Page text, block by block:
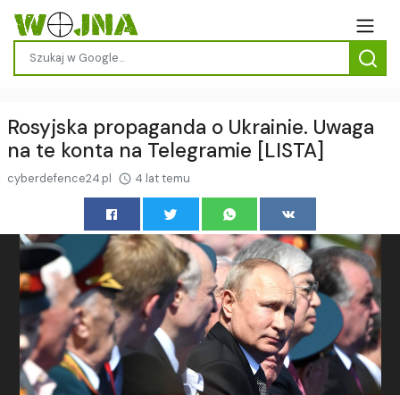
Rosyjska propaganda o Ukrainie. Uwaga
na te konta na Telegramie [LISTA]
cyberdefence24.pl 4 lat temu